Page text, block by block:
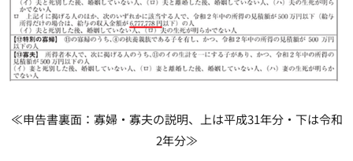
≪申告書裏面：寡婦・寡夫の説明、上は平成31年分・下は令和
2年分≫